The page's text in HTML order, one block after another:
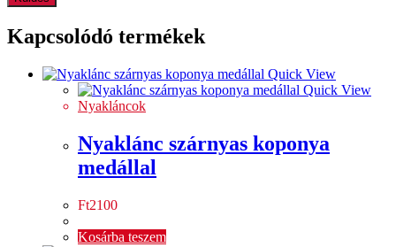
Kapcsolódó termékek
Quick View
Quick View
Nyakláncok
Nyaklánc szárnyas koponya
medállal
Ft2100
Kosárba teszem